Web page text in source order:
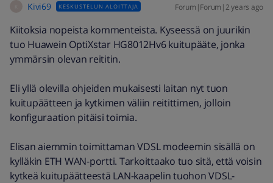
Kivi69 KESKUSTELUN ALOITTAJA Forum|Forum|2 years ago
Kiitoksia nopeista kommenteista. Kyseessä on juurikin
tuo Huawein OptiXstar HG8012Hv6 kuitupääte, jonka
ymmärsin olevan reititin.
Eli yllä olevilla ohjeiden mukaisesti laitan nyt tuon
kuitupäätteen ja kytkimen väliin reitittimen, jolloin
konfiguraation pitäisi toimia.
Elisan aiemmin toimittaman VDSL modeemin sisällä on
kylläkin ETH WAN-portti. Tarkoittaako tuo sitä, että voisin
kytkeä kuitupäätteestä LAN-kaapelin tuohon VDSL-